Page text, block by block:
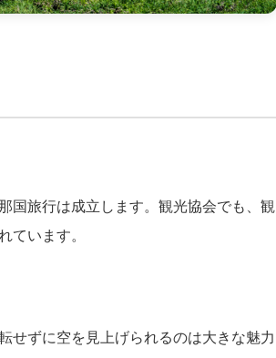
国旅行は成立します。観光協会でも、観
います。
せずに空を見上げられるのは大きな魅力